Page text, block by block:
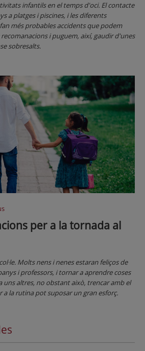
infantils en el temps d'oci. El contacte
a platges i piscines, i les diferents
més probables accidents que podem
i puguem, així, gaudir d'unes
sobresalts.
per a la tornada al
Molts nens i nenes estaran feliços de
i professors, i tornar a aprendre coses
uns altres, no obstant això, trencar amb el
la rutina pot suposar un gran esforç.